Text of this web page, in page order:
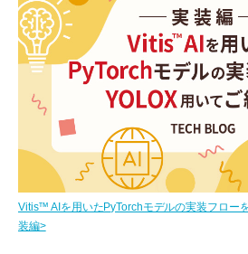
Vitis™ AIを用いたPyTorchモデルの実装フロー
装編>